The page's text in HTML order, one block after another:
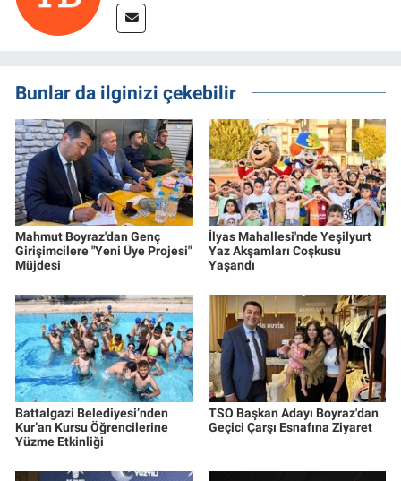
Bunlar da ilginizi çekebilir
Mahmut Boyraz'dan Genç
Girişimcilere "Yeni Üye Projesi"
Müjdesi
İlyas Mahallesi'nde Yeşilyurt
Yaz Akşamları Coşkusu
Yaşandı
Battalgazi Belediyesi’nden
Kur’an Kursu Öğrencilerine
Yüzme Etkinliği
TSO Başkan Adayı Boyraz'dan
Geçici Çarşı Esnafına Ziyaret